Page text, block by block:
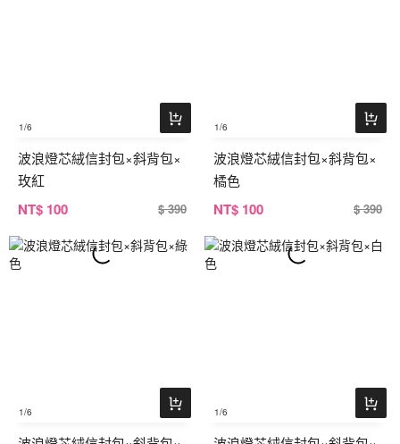
1/6
波浪燈芯絨信封包×斜背包×
玫紅
NT$ 100 $ 390
1/6
波浪燈芯絨信封包×斜背包×
橘色
NT$ 100 $ 390
1/6 1/6